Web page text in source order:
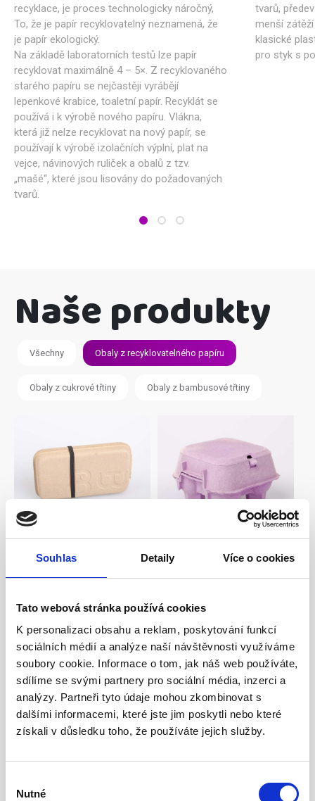
Souhlas Detaily Více o cookies
Tato webová stránka používá cookies
K personalizaci obsahu a reklam, poskytování funkcí
sociálních médií a analýze naší návštěvnosti využíváme
soubory cookie. Informace o tom, jak náš web používáte,
sdílíme se svými partnery pro sociální média, inzerci a
analýzy. Partneři tyto údaje mohou zkombinovat s
dalšími informacemi, které jste jim poskytli nebo které
získali v důsledku toho, že používáte jejich služby.
souhlasu
Nutné
recyklace, je proces technologicky náročný,
To, že je papír recyklovatelný neznamená, že
je papír ekologický.
Na základě laboratorních testů lze papír
recyklovat maximálně 4 – 5×. Z recyklovaného
starého papíru se nejčastěji vyrábějí
lepenkové krabice, toaletní papír. Recyklát se
používá i k výrobě nového papíru. Vlákna,
která již nelze recyklovat na nový papír, se
používají k výrobě izolačních výplní, plat na
vejce, návinových ruliček a obalů z tzv.
„mašé“, které jsou lisovány do požadovaných
tvarů.
tvarů,
menší
klasické
pro styk s
Naše produkty
Všechny Obaly z recyklovatelného papíru
Obaly z cukrové třtiny Obaly z bambusové třtiny